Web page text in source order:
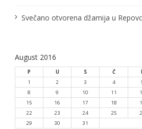
Svečano otvorena džamija u
August 2016
P U S Č
1
2 3 4
8
9 10 11
15
16 17 18
22
23 24 25
29
30 31